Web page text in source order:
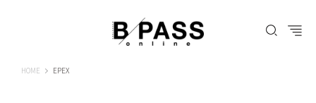
HOME B-PASS ONLINE
EPEX